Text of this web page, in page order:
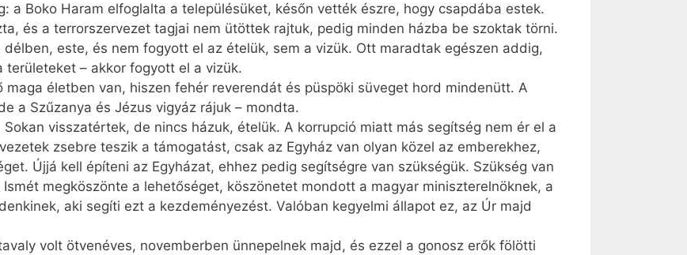
a Boko Haram elfoglalta a településüket, későn vették észre, hogy csapdába estek.
és a terrorszervezet tagjai nem ütöttek rajtuk, pedig minden házba be szoktak törni.
este, és nem fogyott el az ételük, sem a vizük. Ott maradtak egészen addig,
– akkor fogyott el a vizük.
életben van, hiszen fehér reverendát és püspöki süveget hord mindenütt. A
a Szűzanya és Jézus vigyáz rájuk – mondta.
visszatértek, de nincs házuk, ételük. A korrupció miatt más segítség nem ér el a
zsebre teszik a támogatást, csak az Egyház van olyan közel az emberekhez,
Újjá kell építeni az Egyházat, ehhez pedig segítségre van szükségük. Szükség van
megköszönte a lehetőséget, köszönetet mondott a magyar miniszterelnöknek, a
aki segíti ezt a kezdeményezést. Valóban kegyelmi állapot ez, az Úr majd
volt ötvenéves, novemberben ünnepelnek majd, és ezzel a gonosz erők fölötti